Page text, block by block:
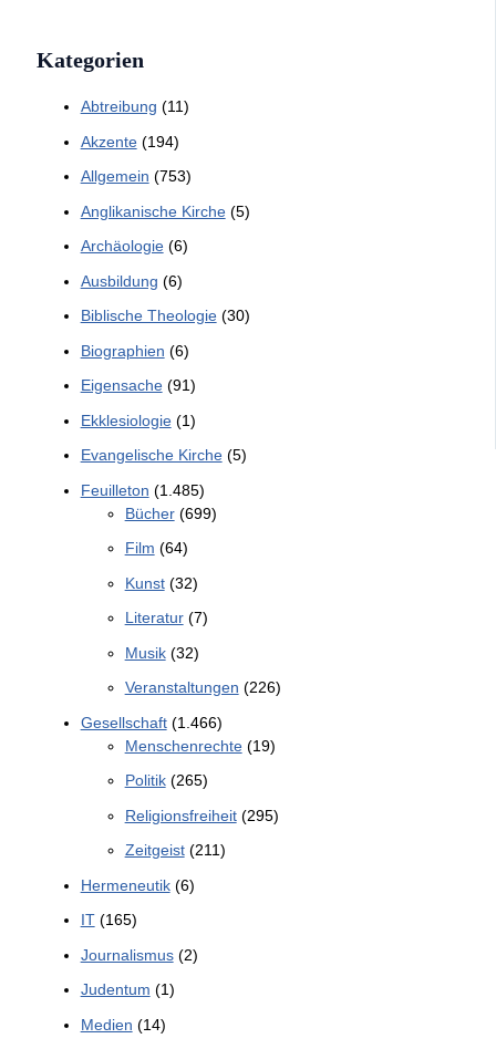
Kategorien
Abtreibung (11)
Akzente(194)
Allgemein (753)
Anglikanische Kirche(5)
Archäologie(6)
Ausbildung (6)
Biblische Theologie(30)
Biographien (6)
Eigensache(91)
Ekklesiologie(1)
Evangelische Kirche(5)
Feuilleton (1.485)
Bücher(699)
Film (64)
Kunst(32)
Literatur(7)
Musik(32)
Veranstaltungen (226)
Gesellschaft(1.466)
Menschenrechte(19)
Politik(265)
Religionsfreiheit(295)
Zeitgeist(211)
Hermeneutik(6)
IT(165)
Journalismus(2)
Judentum (1)
Medien (14)